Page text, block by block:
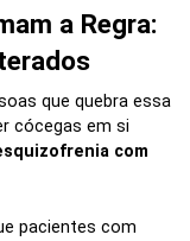
a Regra:
que quebra essa
cócegas em si
com
pacientes com